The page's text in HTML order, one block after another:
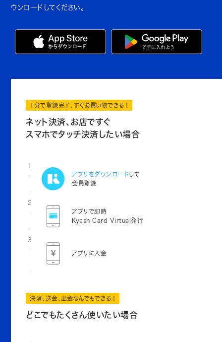
ウンロードしてください。
1分で登録完了、すぐお買い物できる！
ネット決済、お店ですぐ
スマホでタッチ決済したい場合
1
アプリをダウンロードして
会員登録
2
アプリで即時
Kyash Card Virtual発行
3
アプリに入金
決済、送金、出金なんでもできる！
どこでもたくさん使いたい場合